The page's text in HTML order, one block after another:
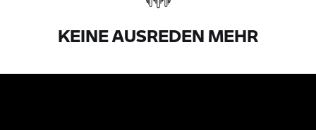
KEINE AUSREDEN MEHR